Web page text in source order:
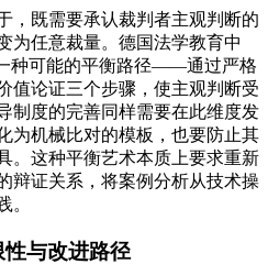
，既需要承认裁判者主观判断的
为任意裁量。德国法学教育中
种可能的平衡路径——通过严格
值论证三个步骤，使主观判断受
制度的完善同样需要在此维度发
为机械比对的模板，也要防止其
。这种平衡艺术本质上要求重新
辩证关系，将案例分析从技术操
。
与改进路径